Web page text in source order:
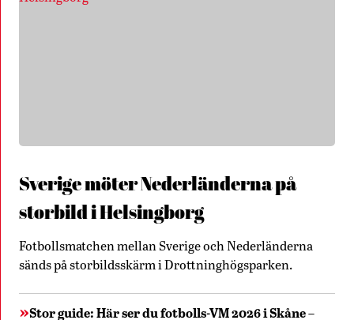
Sverige möter Nederländerna på
storbild i Helsingborg
Fotbollsmatchen mellan Sverige och Nederländerna
sänds på storbildsskärm i Drottninghögsparken.
Stor guide: Här ser du fotbolls-VM 2026 i Skåne –